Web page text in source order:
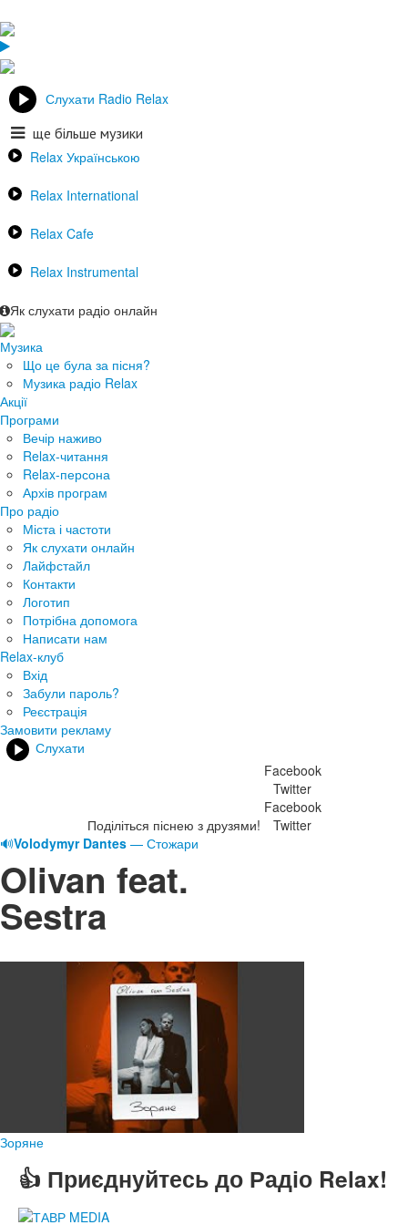
Слухати Radio Relax
ще більше музики
Relax Українською
Relax International
Relax Cafe
Relax Instrumental
Як слухати радіо онлайн
Музика
Що це була за пісня?
Музика радіо Relax
Акції
Програми
Вечір наживо
Relax-читання
Relax-персона
Архів програм
Про радіо
Міста і частоти
Як слухати онлайн
Лайфстайл
Контакти
Логотип
Потрібна допомога
Написати нам
Relax-клуб
Вхід
Забули пароль?
Реєстрація
Замовити рекламу
Слухати
Поділіться піснею з друзями!
Facebook
Twitter
Facebook
Twitter
🔊Volodymyr Dantes — Стожари
Olivan feat.
Sestra
Зоряне
👍 Приєднуйтесь до Радіо Relax!